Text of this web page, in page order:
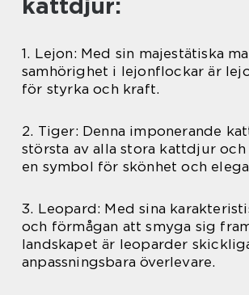
kattdjur:
1. Lejon: Med sin majestätiska
samhörighet i lejonflockar är
för styrka och kraft.
2. Tiger: Denna imponerande
största av alla stora kattdjur och
en symbol för skönhet och
3. Leopard: Med sina
och förmågan att smyga sig
landskapet är leoparder
anpassningsbara överlevare.